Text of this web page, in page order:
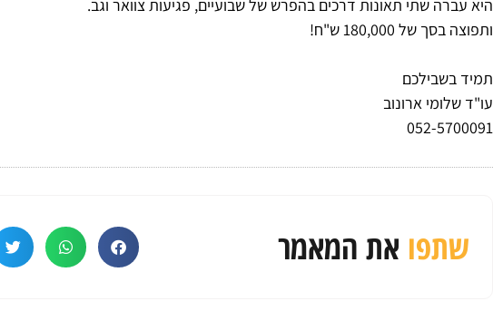
היא עברה שתי תאונות דרכים בהפרש של שבועיים, פגיעות צוואר וגב.
ותפוצה בסך של 180,000 ש"ח!
תמיד בשבילכם
עו"ד שלומי ארונוב
052-5700091
שתפו את המאמר